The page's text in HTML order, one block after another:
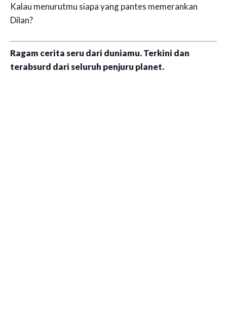
Kalau menurutmu siapa yang pantes memerankan
Dilan?
Ragam cerita seru dari duniamu. Terkini dan
terabsurd dari seluruh penjuru planet.